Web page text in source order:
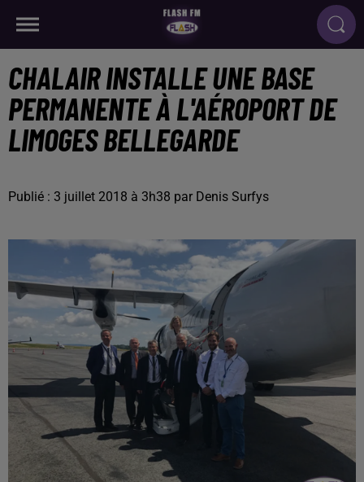
CHALAIR INSTALLE UNE BASE
PERMANENTE À L'AÉROPORT DE
LIMOGES BELLEGARDE
Publié : 3 juillet 2018 à 3h38 par Denis Surfys